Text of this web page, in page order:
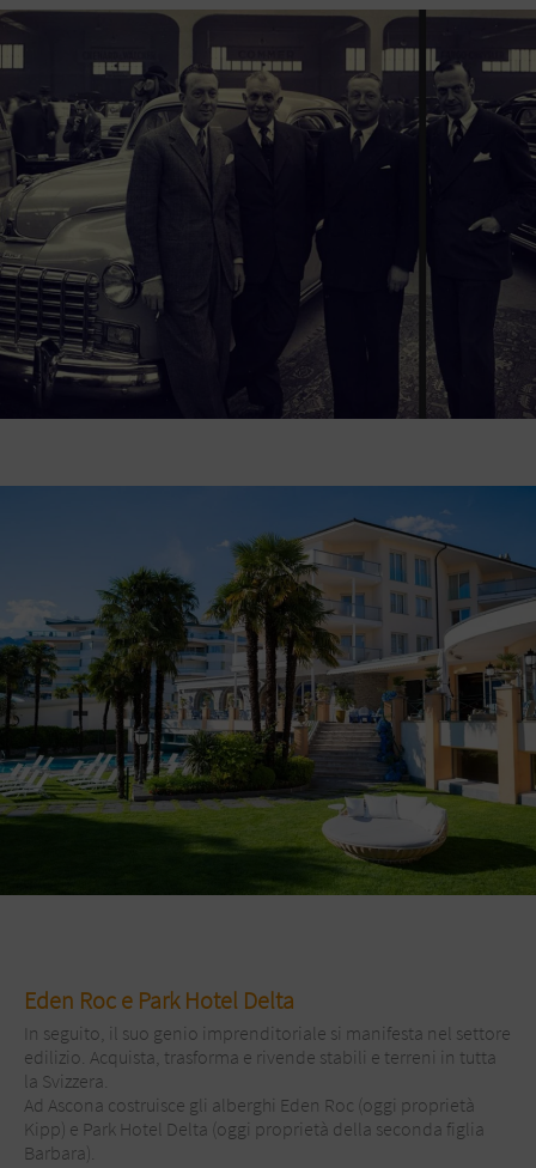
Eden Roc e Park Hotel Delta
In seguito, il suo genio imprenditoriale si manifesta nel settore
edilizio. Acquista, trasforma e rivende stabili e terreni in tutta
la Svizzera.
Ad Ascona costruisce gli alberghi Eden Roc (oggi proprietà
Kipp) e Park Hotel Delta (oggi proprietà della seconda figlia
Barbara).